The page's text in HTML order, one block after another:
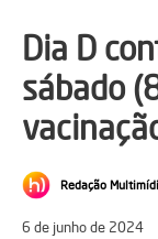
Dia D
sábado
Redação
6 de junho de 2024